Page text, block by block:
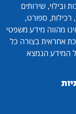
שירותים
רכילות, ספורט,
מהווה מידע משפטי
אחראית בצורה כל
המידע הנמצא